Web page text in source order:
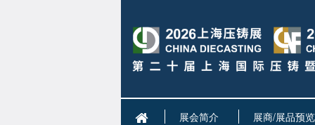
展会简介 展商/展品预览